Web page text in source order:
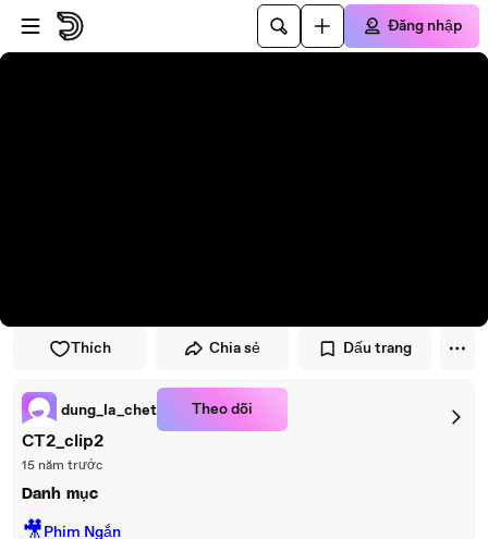
Đi đến trình phát
Đi đến nội dung chính
Đăng nhập
Thích Chia sẻ Dấu trang
dung_la_chet Theo dõi
CT2_clip2
15 năm trước
Danh mục
🎥Phim Ngắn